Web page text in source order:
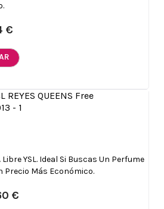
€
YSL. Ideal Si Buscas Un Perfume
Precio Más Económico.
€